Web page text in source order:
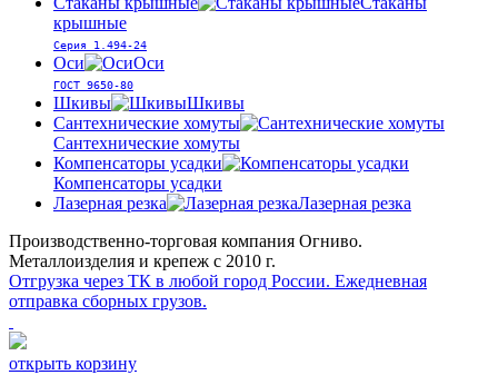
крышные
Серия 1.494-24
Оси Оси
ГОСТ 9650-80
Шкивы
Шкивы
Сантехнические хомуты
Сантехнические хомуты
Компенсаторы усадки
Компенсаторы усадки
Лазерная резка
Лазерная резка
Производственно-торговая компания Огниво.
Металлоизделия и крепеж с 2010 г.
Отгрузка через ТК в любой город России. Ежедневная
отправка сборных грузов.
открыть корзину